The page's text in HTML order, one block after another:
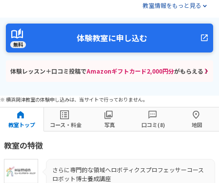
教室情報をもっと見る
無料
体験教室に申し込む
体験レッスン＋口コミ投稿でAmazonギフトカード2,000円分がもらえる！
※ 横浜岡津教室の体験申し込みは、当サイトで行っておりません。
教室トップ コース・料金 写真 口コミ(8) 地図
教室の特徴
さらに専門的な領域へロボティクスプロフェッサーコース
ロボット博士養成講座